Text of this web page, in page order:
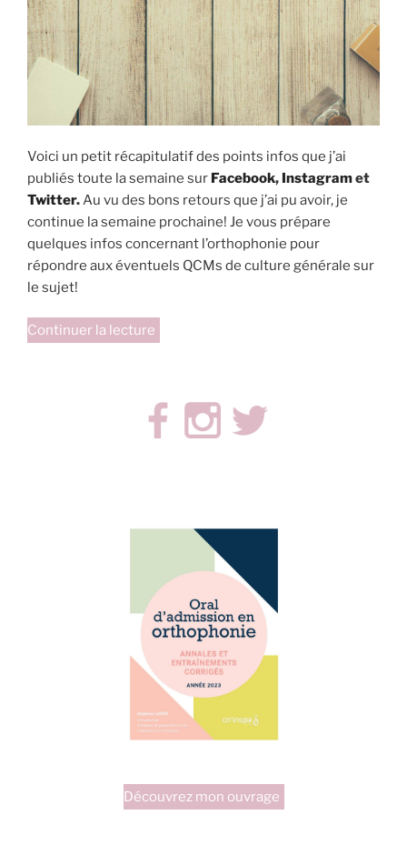
Voici un petit récapitulatif des points infos que j’ai
publiés toute la semaine sur Facebook, Instagramet
Twitter.Au vu des bons retours que j’ai pu avoir, je
continue la semaine prochaine! Je vous prépare
quelques infos concernant l’orthophonie pour
répondre aux éventuels QCMs de culture générale sur
le sujet!
Continuer la lecture
Découvrez mon ouvrage